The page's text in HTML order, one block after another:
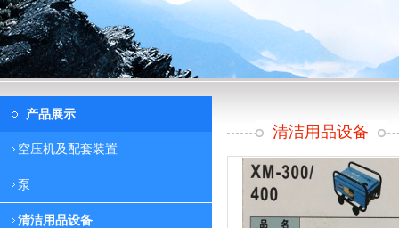
产品展示
空压机及配套装置
泵
清洁用品设备
清洁用品设备